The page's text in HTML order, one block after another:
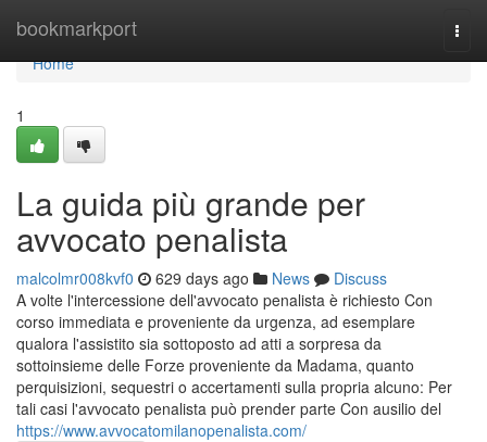
bookmarkport
Home
Home
1
La guida più grande per
avvocato penalista
malcolmr008kvf0 629 days ago News
Discuss
A volte l'intercessione dell'avvocato penalista è richiesto Con
corso immediata e proveniente da urgenza, ad esemplare
qualora l'assistito sia sottoposto ad atti a sorpresa da
sottoinsieme delle Forze proveniente da Madama, quanto
perquisizioni, sequestri o accertamenti sulla propria alcuno: Per
tali casi l'avvocato penalista può prender parte Con ausilio del
https://www.avvocatomilanopenalista.com/